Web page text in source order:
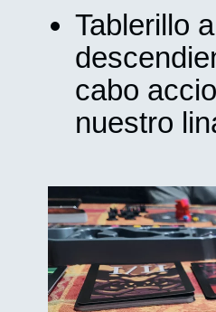
Tablerillo
cabo
nuestro